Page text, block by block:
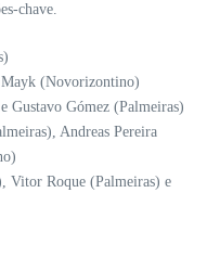
chave.
(Novorizontino)
Gustavo Gómez (Palmeiras)
Andreas Pereira
Vitor Roque (Palmeiras) e